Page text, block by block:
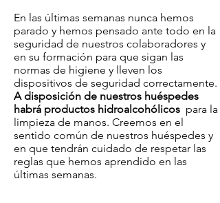
En las últimas semanas nunca hemos
parado y hemos pensado ante todo en la
seguridad de nuestros colaboradores y
en su formación para que sigan las
normas de higiene y lleven los
dispositivos de seguridad correctamente.
A disposición de nuestros huéspedes
habrá productos hidroalcohólicos para la
limpieza de manos. Creemos en el
sentido común de nuestros huéspedes y
en que tendrán cuidado de respetar las
reglas que hemos aprendido en las
últimas semanas.